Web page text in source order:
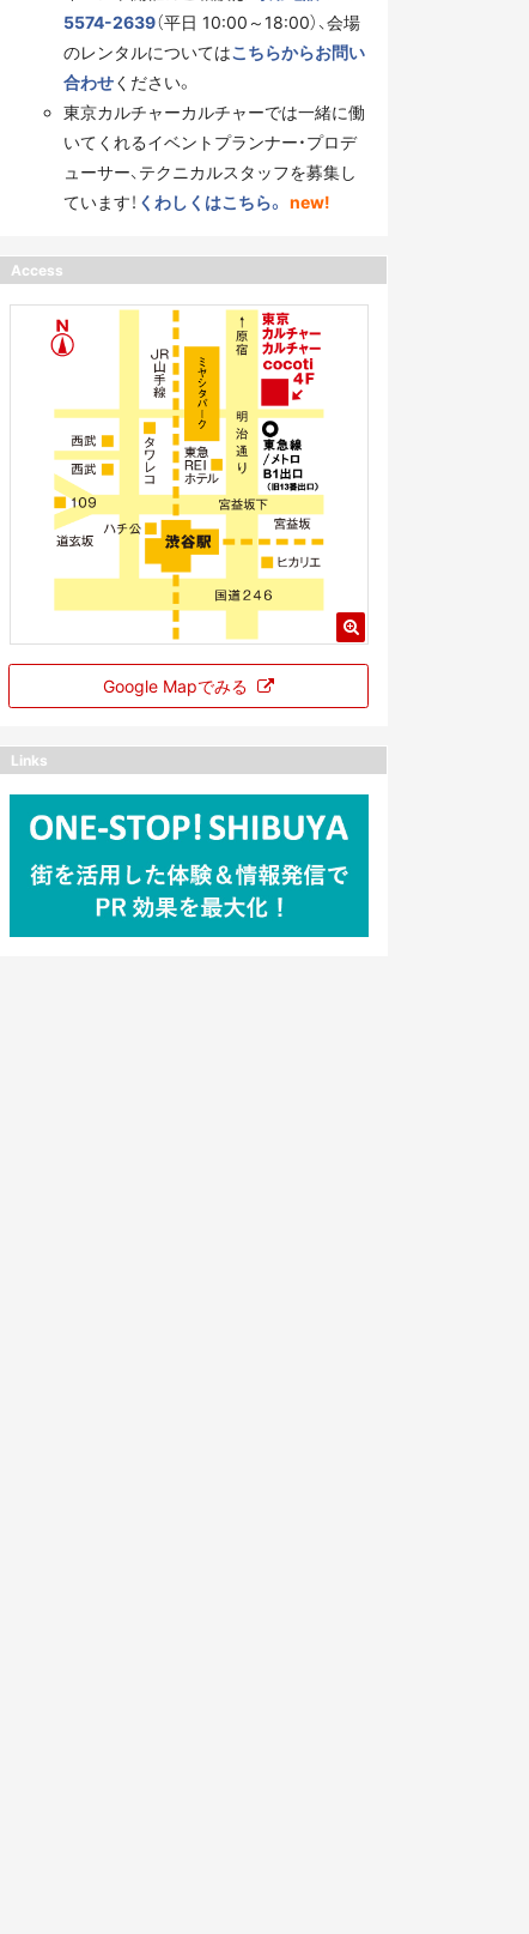
5574-2639（平日 10:00～18:00）、会場
のレンタルについてはこちらからお問い
合わせください。
東京カルチャーカルチャーでは一緒に働
いてくれるイベントプランナー・プロデ
ューサー、テクニカルスタッフを募集し
ています！ くわしくはこちら。 new!
Access
Google Mapでみる
Links